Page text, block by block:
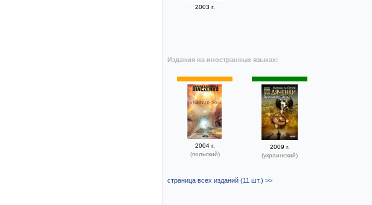
2003 г.
Издания на иностранных языках:
2004 г.
(польский)
2009 г.
(украинский)
страница всех изданий (11 шт.) >>